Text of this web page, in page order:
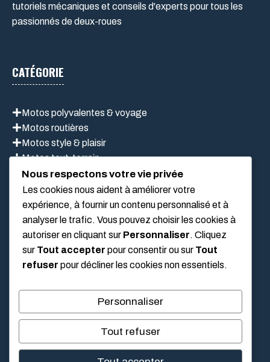
tutoriels mécaniques et conseils d'experts pour tous les
passionnés de deux-roues
CATÉGORIE
Motos polyvalentes & voyage
Motos routières
Motos style & plaisir
Motos tout-terrain
Scooter
LIEN UTILES
Mentions légales
Nous respectons votre vie privée
Les cookies nous aident à améliorer votre
expérience, à fournir un contenu personnalisé et à
analyser le trafic. Vous pouvez choisir les cookies à
autoriser en cliquant sur Personnaliser. Cliquez
sur Tout accepter pour consentir ou sur Tout
refuser pour décliner les cookies non essentiels.
Personnaliser
Tout refuser